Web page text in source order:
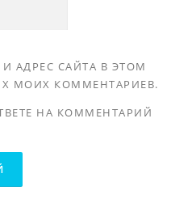
АДРЕС САЙТА В ЭТОМ
МОИХ КОММЕНТАРИЕВ.
НА КОММЕНТАРИЙ